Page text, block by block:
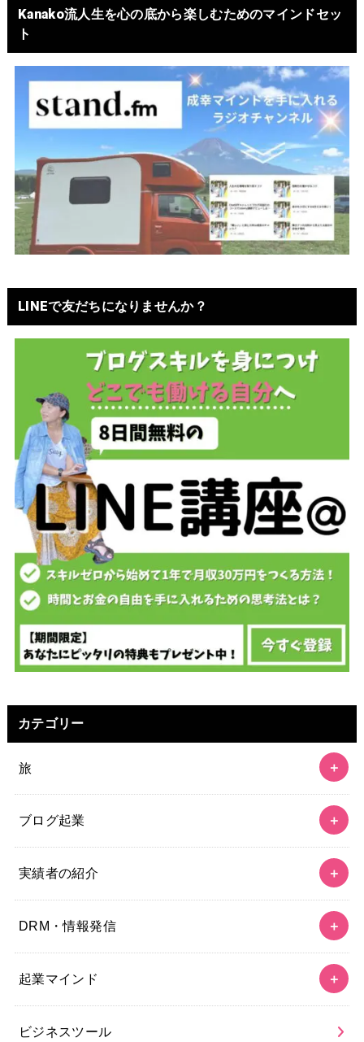
Kanako流人生を心の底から楽しむためのマインドセッ
ト
LINEで友だちになりませんか？
カテゴリー
旅
ブログ起業
実績者の紹介
DRM・情報発信
起業マインド
ビジネスツール